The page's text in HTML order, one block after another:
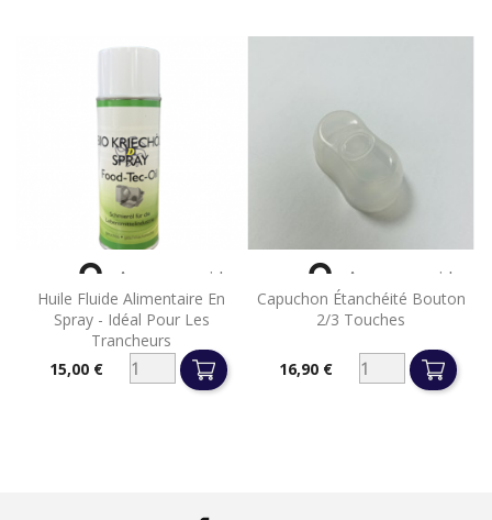
Huile Fluide Alimentaire En
Spray - Idéal Pour Les
Trancheurs
15,00 €
 Aperçu rapide
Capuchon Étanchéité Bouton
2/3 Touches
16,90 €
 Aperçu rapide